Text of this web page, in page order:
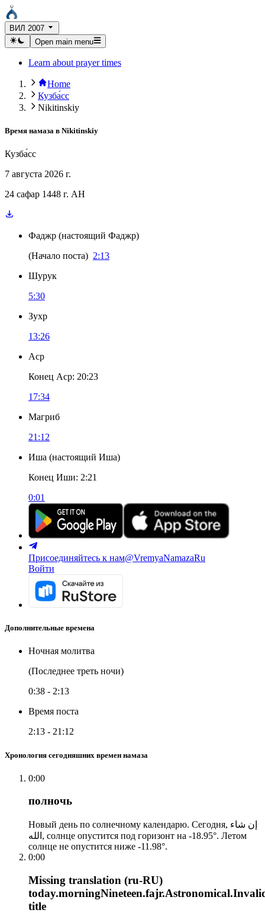
ВИЛ 2007
Open main menu
Learn about prayer times
Home
Кузба́сс
Nikitinskiy
Время намаза в Nikitinskiy
Кузба́сс
7 августа 2026 г.
24 сафар 1448 г. AH
Фаджр (настоящий Фаджр)
(Начало поста) 2:13
Шурук
5:30
Зухр
13:26
Аср
Конец Аср: 20:23
17:34
Магриб
21:12
Иша (настоящий Иша)
Конец Иши: 2:21
0:01
Присоединяйтесь к нам@VremyaNamazaRu
Войти
Дополнительные времена
Ночная молитва
(Последнее треть ночи)
0:38 - 2:13
Время поста
2:13 - 21:12
Хронология сегодняшних времен намаза
0:00
полночь
Новый день по солнечному календарю. Сегодня, إن شاء
الله, солнце опустится под горизонт на -18.95°. Летом
солнце не опустится ниже -11.98°.
0:00
Missing translation (ru-RU)
title